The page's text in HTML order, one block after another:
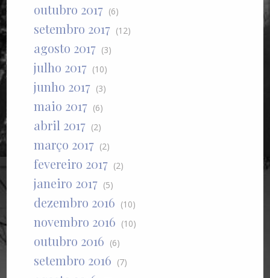
outubro 2017 (6)
setembro 2017 (12)
agosto 2017 (3)
julho 2017 (10)
junho 2017 (3)
maio 2017 (6)
abril 2017 (2)
março 2017 (2)
fevereiro 2017 (2)
janeiro 2017 (5)
dezembro 2016 (10)
novembro 2016 (10)
outubro 2016 (6)
setembro 2016 (7)